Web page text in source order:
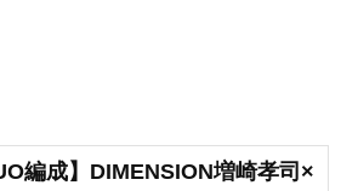
編成】DIMENSION増崎孝司×